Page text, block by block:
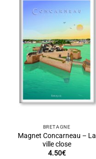
BRETAGNE
Magnet Concarneau – La
ville close
4.50€